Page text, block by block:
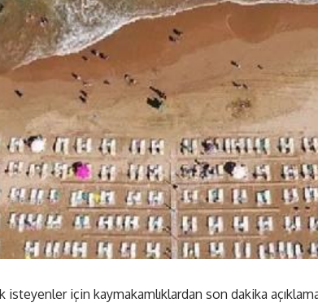
isteyenler için kaymakamlıklardan son dakika